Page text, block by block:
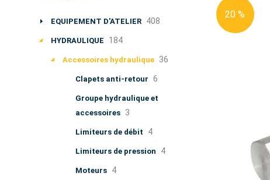
20 %
EQUIPEMENT D'ATELIER 408
HYDRAULIQUE 184
Accessoires hydraulique 36
Clapets anti-retour 6
Groupe hydraulique et
accessoires 3
Limiteurs de débit 4
Limiteurs de pression 4
Moteurs 4